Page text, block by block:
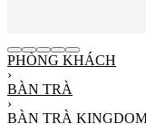
PHÒNG KHÁCH
›
BÀN TRÀ
›
BÀN TRÀ